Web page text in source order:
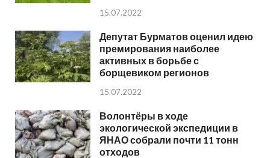
15.07.2022
Депутат Бурматов оценил идею
премирования наиболее
активных в борьбе с
борщевиком регионов
15.07.2022
Волонтёры в ходе
экологической экспедиции в
ЯНАО собрали почти 11 тонн
отходов